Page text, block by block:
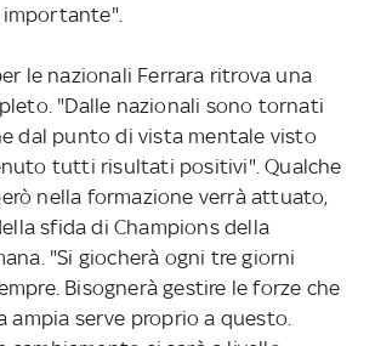
le nazionali Ferrara ritrova una
"Dalle nazionali sono tornati
dal punto di vista mentale visto
tutti risultati positivi". Qualche
nella formazione verrà attuato,
sfida di Champions della
"Si giocherà ogni tre giorni
Bisognerà gestire le forze che
ampia serve proprio a questo.